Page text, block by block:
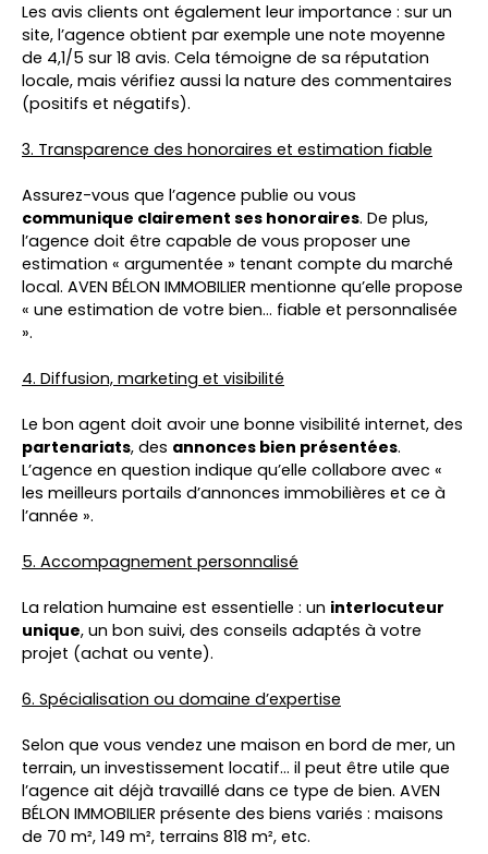
Les avis clients ont également leur importance : sur un
site, l’agence obtient par exemple une note moyenne
de 4,1/5 sur 18 avis. Cela témoigne de sa réputation
locale, mais vérifiez aussi la nature des commentaires
(positifs et négatifs).
3. Transparence des honoraires et estimation fiable
Assurez-vous que l’agence publie ou vous
communique clairement ses honoraires. De plus,
l’agence doit être capable de vous proposer une
estimation « argumentée » tenant compte du marché
local. AVEN BÉLON IMMOBILIER mentionne qu’elle propose
« une estimation de votre bien… fiable et personnalisée
».
4. Diffusion, marketing et visibilité
Le bon agent doit avoir une bonne visibilité internet, des
partenariats, des annonces bien présentées.
L’agence en question indique qu’elle collabore avec «
les meilleurs portails d’annonces immobilières et ce à
l’année ».
5. Accompagnement personnalisé
La relation humaine est essentielle : un interlocuteur
unique, un bon suivi, des conseils adaptés à votre
projet (achat ou vente).
6. Spécialisation ou domaine d’expertise
Selon que vous vendez une maison en bord de mer, un
terrain, un investissement locatif… il peut être utile que
l’agence ait déjà travaillé dans ce type de bien. AVEN
BÉLON IMMOBILIER présente des biens variés : maisons
de 70 m², 149 m², terrains 818 m², etc.